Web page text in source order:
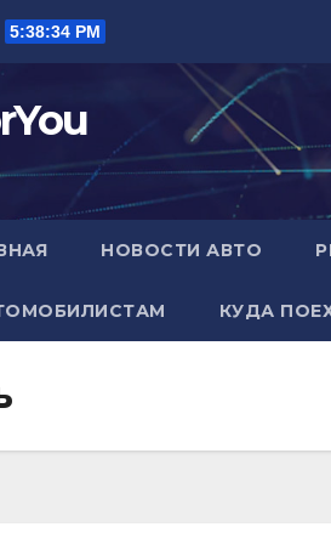
5:38:35 PM
НОВОСТИ АВТО
КУДА